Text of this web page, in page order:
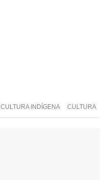
CULTURA INDÍGENA CULTURA